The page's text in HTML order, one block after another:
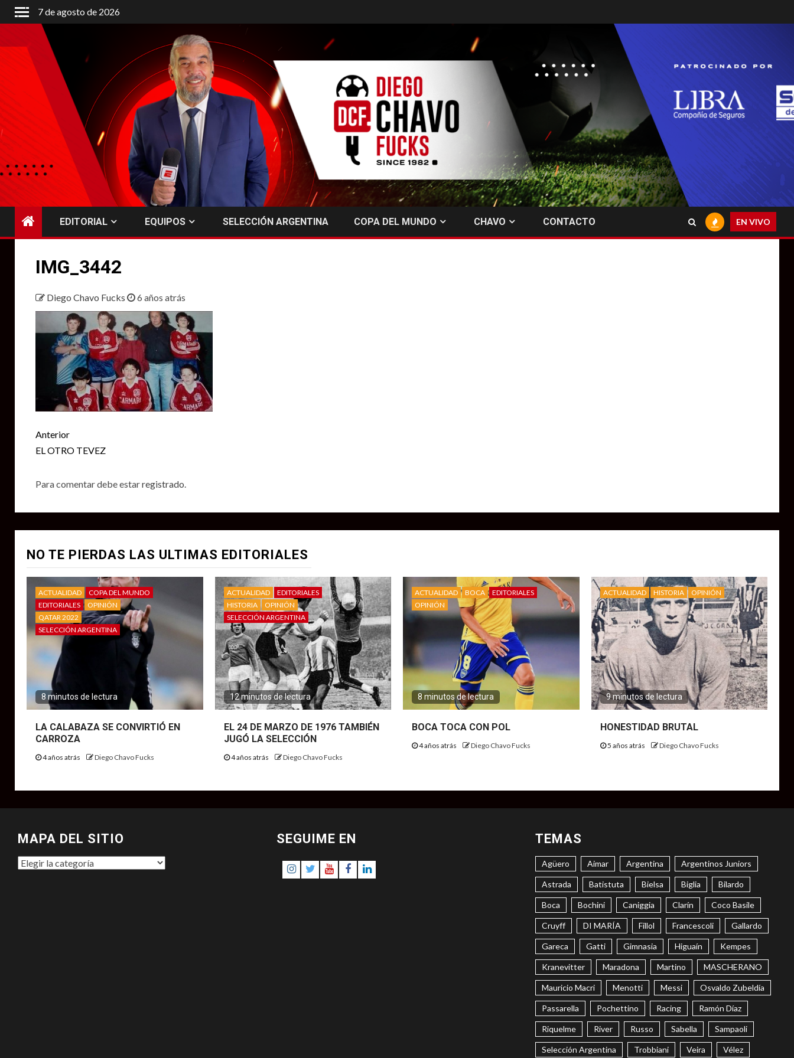
Saltar
al
7 de agosto de 2026
EDITORIAL EQUIPOS SELECCIÓN ARGENTINA COPA DEL MUNDO CHAVO CONTACTO EN VIVO
IMG_3442
Diego Chavo Fucks 6 años atrás
Seguir
leyendo
Anterior
EL OTRO TEVEZ
Para comentar debe estarregistrado.
NO TE PIERDAS LAS ULTIMAS EDITORIALES
ACTUALIDAD
COPA DEL MUNDO
EDITORIALES
OPINIÓN
QATAR 2022
SELECCIÓN ARGENTINA
8 minutos de lectura
LA CALABAZA SE CONVIRTIÓ EN
CARROZA
4 años atrás Diego Chavo Fucks
ACTUALIDAD
EDITORIALES
HISTORIA
OPINIÓN
SELECCIÓN ARGENTINA
12 minutos de lectura
EL 24 DE MARZO DE 1976 TAMBIÉN
JUGÓ LA SELECCIÓN
4 años atrás Diego Chavo Fucks
ACTUALIDAD BOCA
EDITORIALES
OPINIÓN
8 minutos de lectura
BOCA TOCA CON POL
4 años atrás Diego Chavo Fucks
ACTUALIDAD HISTORIA OPINIÓN
9 minutos de lectura
HONESTIDAD BRUTAL
5 años atrás Diego Chavo Fucks
MAPA DEL SITIO
MAPA
SEGUIME EN
Instagram
Twitter
Youtube
Facebook
LinkedIn
TEMAS
Agüero Aimar Argentina Argentinos Juniors
Astrada Batistuta Bielsa Biglia Bilardo
Boca Bochini Caniggia Clarín Coco Basile
Cruyff DI MARÍA Fillol Francescoli Gallardo
Gareca Gatti Gimnasia Higuaín Kempes
Kranevitter Maradona Martino MASCHERANO
Mauricio Macri Menotti Messi Osvaldo Zubeldía
Passarella Pochettino Racing Ramón Díaz
Riquelme River Russo Sabella Sampaoli
Selección Argentina Trobbiani Veira Vélez